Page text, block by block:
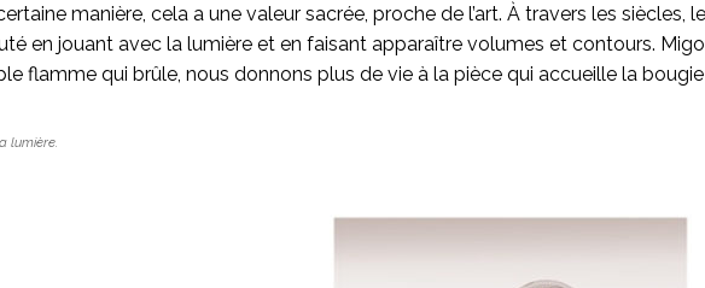
manière, cela a une valeur sacrée, proche de l’art. À travers les
en jouant avec la lumière et en faisant apparaître volumes et contours.
flamme qui brûle, nous donnons plus de vie à la pièce qui accueille la
lumière.